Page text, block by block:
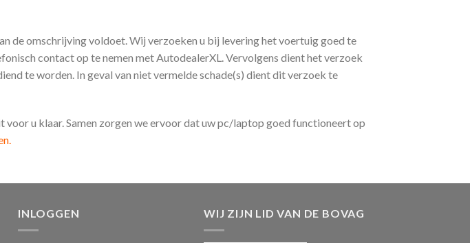
de omschrijving voldoet. Wij verzoeken u bij levering het voertuig goed te
contact op te nemen met AutodealerXL. Vervolgens dient het verzoek
te worden. In geval van niet vermelde schade(s) dient dit verzoek te
u klaar. Samen zorgen we ervoor dat uw pc/laptop goed functioneert op
INLOGGEN WIJ ZIJN LID VAN DE BOVAG